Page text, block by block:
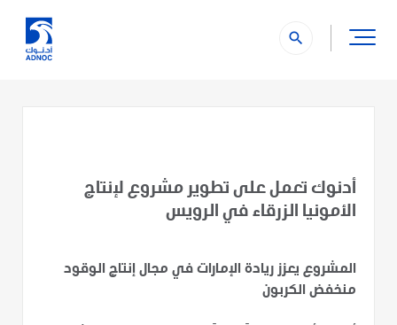
search
أدنوك تعمل على تطوير مشروع لإنتاج
الأمونيا الزرقاء في الرويس
المشروع يعزز ريادة الإمارات في مجال إنتاج الوقود
منخفض الكربون